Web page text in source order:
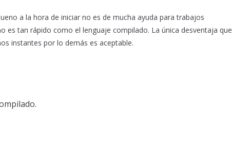
a la hora de iniciar no es de mucha ayuda para trabajos
es tan rápido como el lenguaje compilado. La única desventaja que
instantes por lo demás es aceptable.